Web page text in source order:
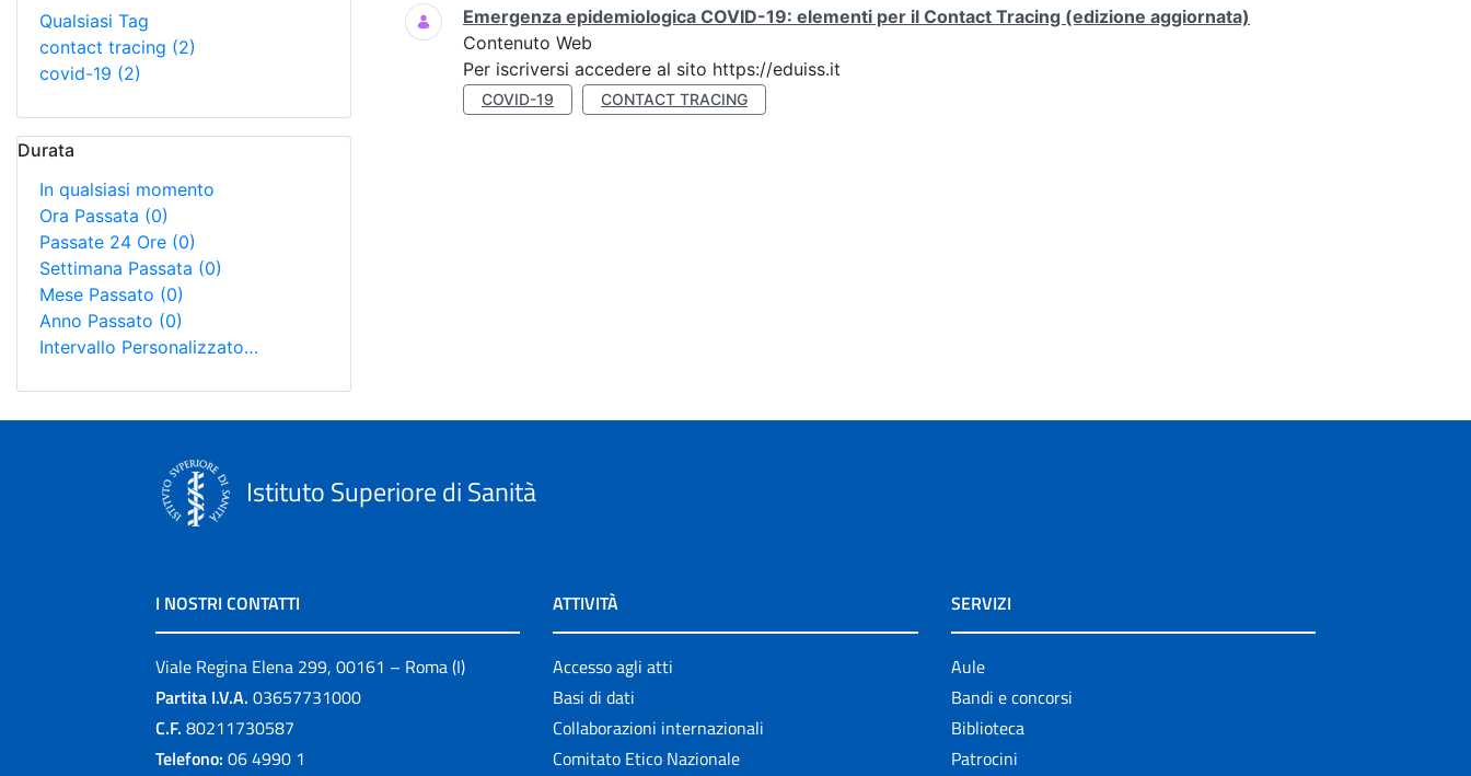
Qualsiasi Tag
contact tracing (2)
covid-19 (2)
Durata
In qualsiasi momento
Ora Passata (0)
Passate 24 Ore (0)
Settimana Passata (0)
Mese Passato (0)
Anno Passato (0)
Intervallo Personalizzato…
Emergenza epidemiologica COVID-19: elementi per il Contact Tracing (edizione aggiornata)
Contenuto Web
Per iscriversi accedere al sito https://eduiss.it
COVID-19 CONTACT TRACING
Istituto Superiore di Sanità
I NOSTRI CONTATTI
Viale Regina Elena 299, 00161 – Roma (I)
Partita I.V.A. 03657731000
C.F. 80211730587
Telefono: 06 4990 1
ATTIVITÀ
Accesso agli atti
Basi di dati
Collaborazioni internazionali
Comitato Etico Nazionale
SERVIZI
Aule
Bandi e concorsi
Biblioteca
Patrocini